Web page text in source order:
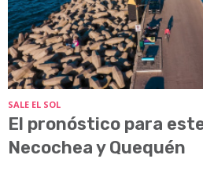
SALE EL SOL
El pronóstico para
Necochea y Quequén